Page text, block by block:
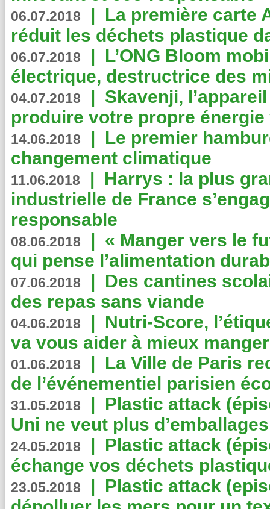
06.07.2018 | La première carte
réduit les déchets plastique
06.07.2018 | L’ONG Bloom
électrique, destructrice des
04.07.2018 | Skavenji,
produire votre propre
14.06.2018 | Le premier
changement climatique
11.06.2018 | Harrys : la plus
industrielle de France
responsable
08.06.2018 | « Manger vers le
qui pense l’alimentation
07.06.2018 | Des cantines
des repas sans viande
04.06.2018 | Nutri-Score,
va vous aider à mieux
01.06.2018 | La Ville de Paris
de l’événementiel parisien
31.05.2018 | Plastic attack
Uni ne veut plus
24.05.2018 | Plastic attack
échange vos déchets
23.05.2018 | Plastic attack